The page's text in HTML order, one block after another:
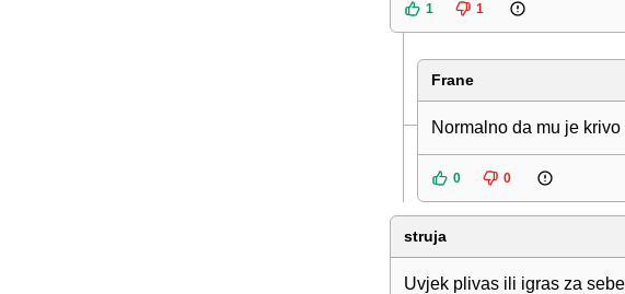
1 1
Frane
Normalno da mu je
0 0
struja
Uvjek plivas ili igras za